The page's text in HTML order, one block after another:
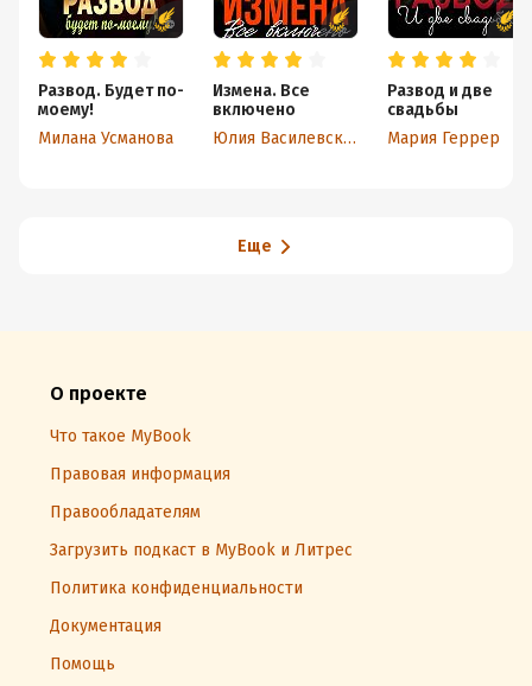
Развод. Будет по-
моему!
Милана Усманова
Измена. Все
включено
Юлия Василевская
Развод и две
свадьбы
Мария Геррер
Еще
О проекте
Что такое MyBook
Правовая информация
Правообладателям
Загрузить подкаст в MyBook и Литрес
Политика конфиденциальности
Документация
Помощь